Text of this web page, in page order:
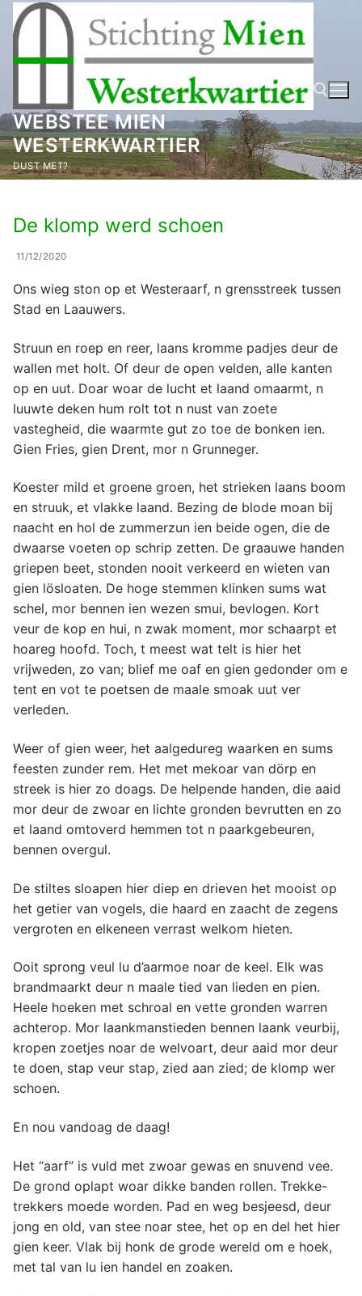
naar
inhoud
WEBSTEE MIEN
WESTERKWARTIER
DUST MET? Zoeken naar:
De klomp werd schoen
11/12/2020
Ons wieg ston op et Westeraarf, n grensstreek tussen
Stad en Laauwers.
Struun en roep en reer, laans kromme padjes deur de
wallen met holt. Of deur de open velden, alle kanten
op en uut. Doar woar de lucht et laand omaarmt, n
luuwte deken hum rolt tot n nust van zoete
vastegheid, die waarmte gut zo toe de bonken ien.
Gien Fries, gien Drent, mor n Grunneger.
Koester mild et groene groen, het strieken laans boom
en struuk, et vlakke laand. Bezing de blode moan bij
naacht en hol de zummerzun ien beide ogen, die de
dwaarse voeten op schrip zetten. De graauwe handen
griepen beet, stonden nooit verkeerd en wieten van
gien lösloaten. De hoge stemmen klinken sums wat
schel, mor bennen ien wezen smui, bevlogen. Kort
veur de kop en hui, n zwak moment, mor schaarpt et
hoareg hoofd. Toch, t meest wat telt is hier het
vrijweden, zo van; blief me oaf en gien gedonder om e
tent en vot te poetsen de maale smoak uut ver
verleden.
Weer of gien weer, het aalgedureg waarken en sums
feesten zunder rem. Het met mekoar van dörp en
streek is hier zo doags. De helpende handen, die aaid
mor deur de zwoar en lichte gronden bevrutten en zo
et laand omtoverd hemmen tot n paarkgebeuren,
bennen overgul.
De stiltes sloapen hier diep en drieven het mooist op
het getier van vogels, die haard en zaacht de zegens
vergroten en elkeneen verrast welkom hieten.
Ooit sprong veul lu d’aarmoe noar de keel. Elk was
brandmaarkt deur n maale tied van lieden en pien.
Heele hoeken met schroal en vette gronden warren
achterop. Mor laankmanstieden bennen laank veurbij,
kropen zoetjes noar de welvoart, deur aaid mor deur
te doen, stap veur stap, zied aan zied; de klomp wer
schoen.
En nou vandoag de daag!
Het “aarf” is vuld met zwoar gewas en snuvend vee.
De grond oplapt woar dikke banden rollen. Trekke-
trekkers moede worden. Pad en weg besjeesd, deur
jong en old, van stee noar stee, het op en del het hier
gien keer. Vlak bij honk de grode wereld om e hoek,
met tal van lu ien handel en zoaken.